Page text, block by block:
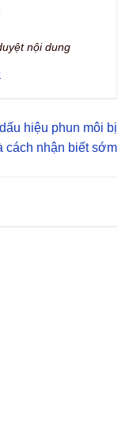
nội dung
hiệu phun môi bị
cách nhận biết sớm